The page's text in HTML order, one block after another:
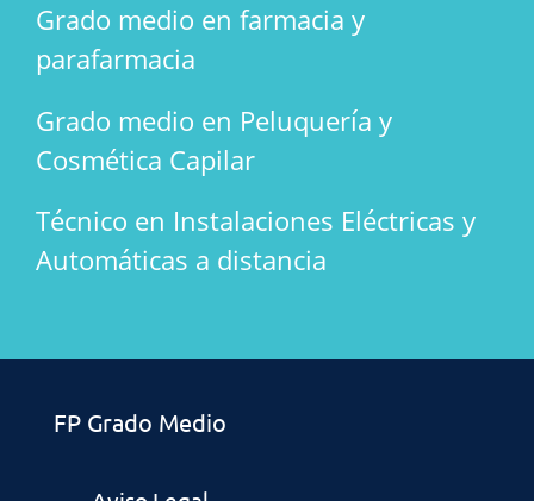
Grado medio en farmacia y
parafarmacia
Grado medio en Peluquería y
Cosmética Capilar
Técnico en Instalaciones Eléctricas y
Automáticas a distancia
FP Grado Medio